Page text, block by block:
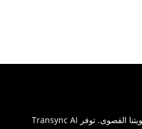
خصوصيتك وأمان بياناتك هما أولويتنا القصوى. توفر Transync AI